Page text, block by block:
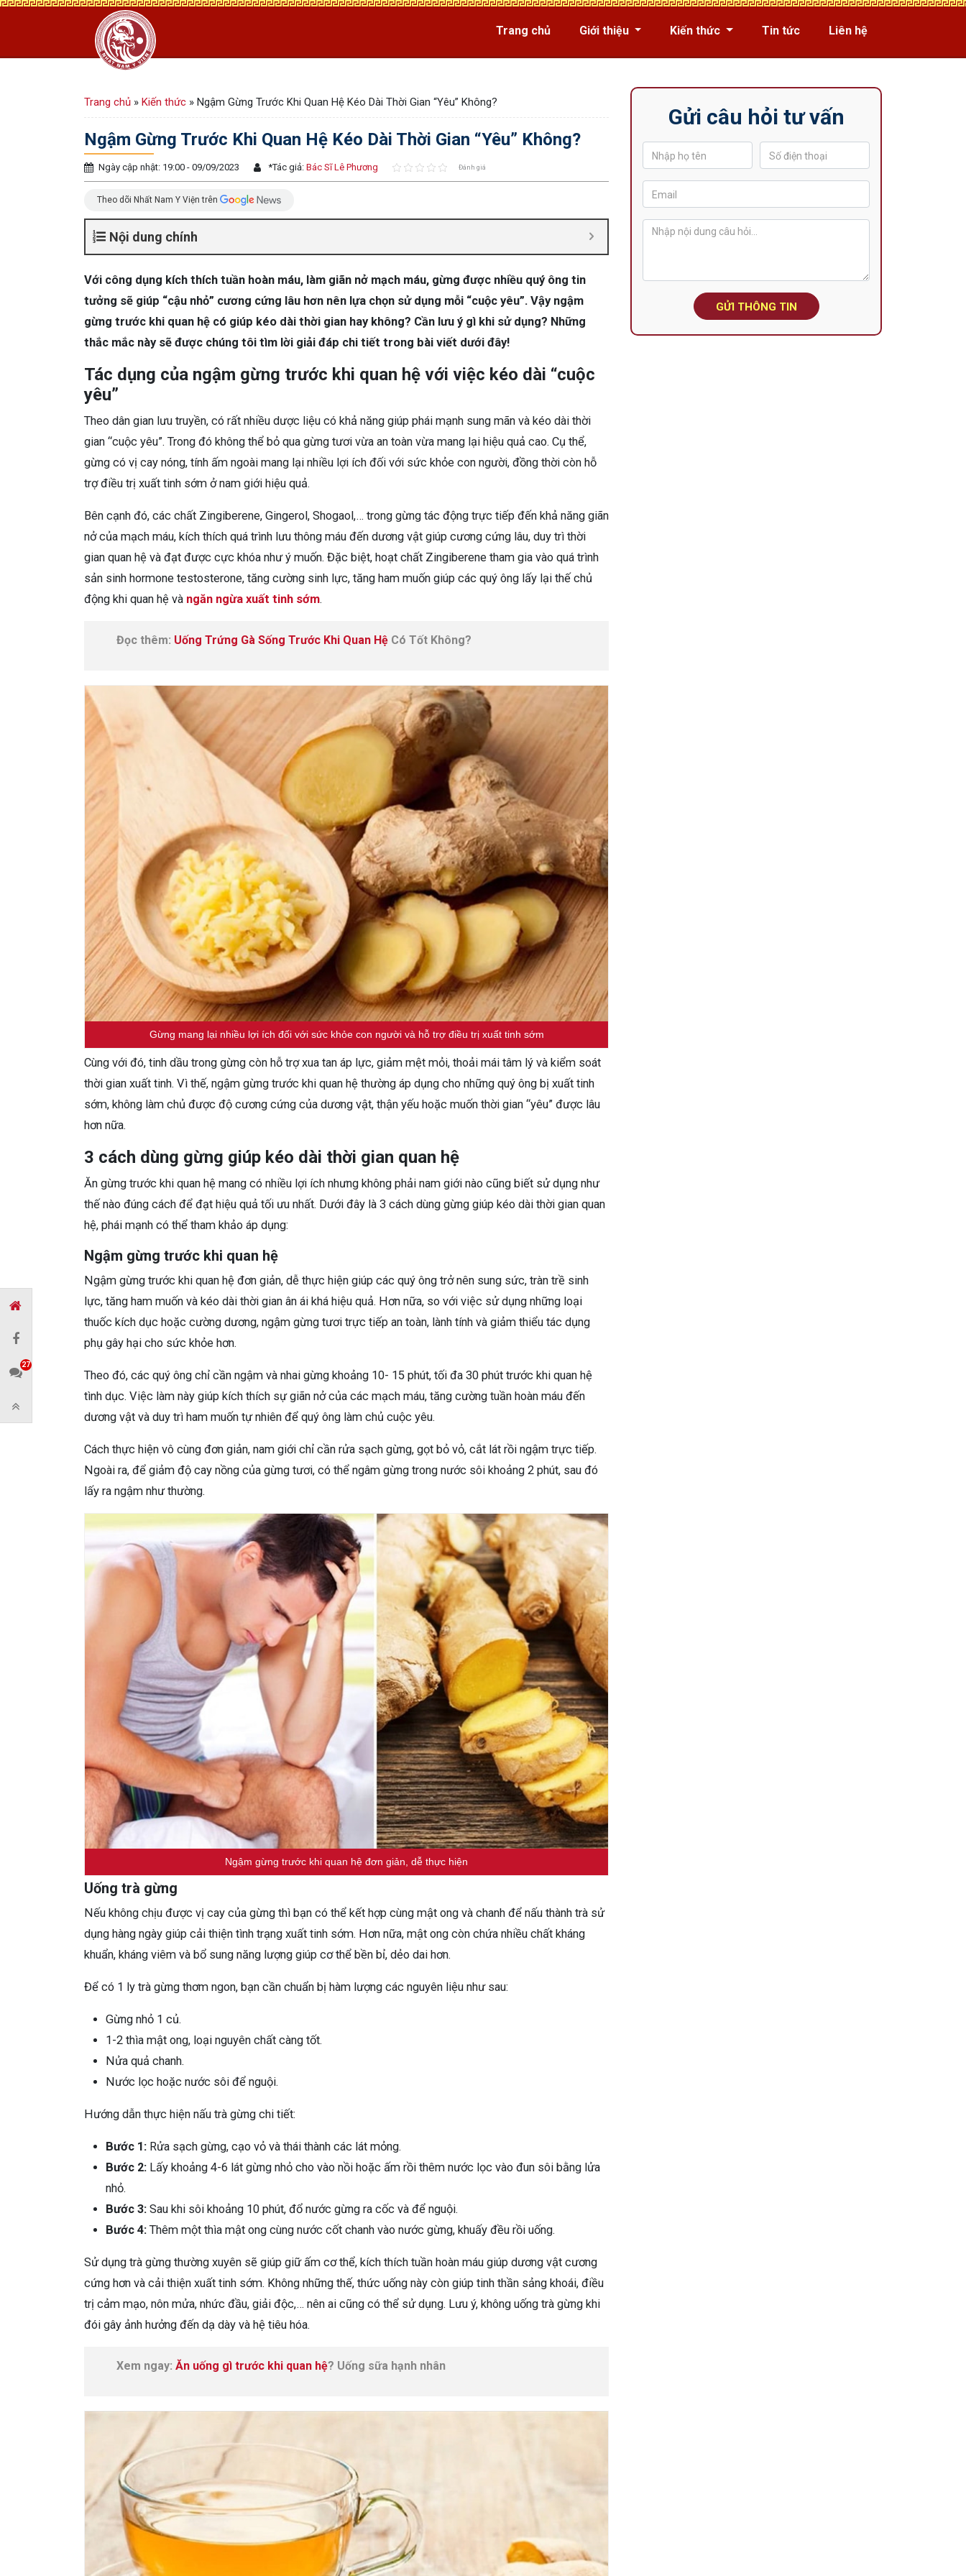
Trang chủ Giới thiệu Kiến thức Tin tức Liên hệ
Trang chủ » Kiến thức » Ngậm Gừng Trước Khi Quan Hệ Kéo Dài Thời Gian “Yêu” Không?
Ngậm Gừng Trước Khi Quan Hệ Kéo Dài Thời Gian “Yêu” Không?
Ngày cập nhật: 19:00 - 09/09/2023 *Tác giả: Bác Sĩ Lê Phương Đánh giá
Theo dõi Nhất Nam Y Viện trên
Nội dung chính
Với công dụng kích thích tuần hoàn máu, làm giãn nở mạch máu, gừng được nhiều quý ông tin
tưởng sẽ giúp “cậu nhỏ” cương cứng lâu hơn nên lựa chọn sử dụng mỗi “cuộc yêu”. Vậy ngậm
gừng trước khi quan hệ có giúp kéo dài thời gian hay không? Cần lưu ý gì khi sử dụng? Những
thắc mắc này sẽ được chúng tôi tìm lời giải đáp chi tiết trong bài viết dưới đây!
Tác dụng của ngậm gừng trước khi quan hệ với việc kéo dài “cuộc
yêu”
Theo dân gian lưu truyền, có rất nhiều dược liệu có khả năng giúp phái mạnh sung mãn và kéo dài thời
gian “cuộc yêu”. Trong đó không thể bỏ qua gừng tươi vừa an toàn vừa mang lại hiệu quả cao. Cụ thể,
gừng có vị cay nóng, tính ấm ngoài mang lại nhiều lợi ích đối với sức khỏe con người, đồng thời còn hỗ
trợ điều trị xuất tinh sớm ở nam giới hiệu quả.
Bên cạnh đó, các chất Zingiberene, Gingerol, Shogaol,… trong gừng tác động trực tiếp đến khả năng giãn
nở của mạch máu, kích thích quá trình lưu thông máu đến dương vật giúp cương cứng lâu, duy trì thời
gian quan hệ và đạt được cực khóa như ý muốn. Đặc biệt, hoạt chất Zingiberene tham gia vào quá trình
sản sinh hormone testosterone, tăng cường sinh lực, tăng ham muốn giúp các quý ông lấy lại thế chủ
động khi quan hệ và ngăn ngừa xuất tinh sớm.
Đọc thêm: Uống Trứng Gà Sống Trước Khi Quan Hệ Có Tốt Không?
Gừng mang lại nhiều lợi ích đối với sức khỏe con người và hỗ trợ điều trị xuất tinh sớm
Cùng với đó, tinh dầu trong gừng còn hỗ trợ xua tan áp lực, giảm mệt mỏi, thoải mái tâm lý và kiểm soát
thời gian xuất tinh. Vì thế, ngậm gừng trước khi quan hệ thường áp dụng cho những quý ông bị xuất tinh
sớm, không làm chủ được độ cương cứng của dương vật, thận yếu hoặc muốn thời gian “yêu” được lâu
hơn nữa.
3 cách dùng gừng giúp kéo dài thời gian quan hệ
Ăn gừng trước khi quan hệ mang có nhiều lợi ích nhưng không phải nam giới nào cũng biết sử dụng như
thế nào đúng cách để đạt hiệu quả tối ưu nhất. Dưới đây là 3 cách dùng gừng giúp kéo dài thời gian quan
hệ, phái mạnh có thể tham khảo áp dụng:
Ngậm gừng trước khi quan hệ
Ngậm gừng trước khi quan hệ đơn giản, dễ thực hiện giúp các quý ông trở nên sung sức, tràn trề sinh
lực, tăng ham muốn và kéo dài thời gian ân ái khá hiệu quả. Hơn nữa, so với việc sử dụng những loại
thuốc kích dục hoặc cường dương, ngậm gừng tươi trực tiếp an toàn, lành tính và giảm thiểu tác dụng
phụ gây hại cho sức khỏe hơn.
Theo đó, các quý ông chỉ cần ngậm và nhai gừng khoảng 10- 15 phút, tối đa 30 phút trước khi quan hệ
tình dục. Việc làm này giúp kích thích sự giãn nở của các mạch máu, tăng cường tuần hoàn máu đến
dương vật và duy trì ham muốn tự nhiên để quý ông làm chủ cuộc yêu.
Cách thực hiện vô cùng đơn giản, nam giới chỉ cần rửa sạch gừng, gọt bỏ vỏ, cắt lát rồi ngậm trực tiếp.
Ngoài ra, để giảm độ cay nồng của gừng tươi, có thể ngâm gừng trong nước sôi khoảng 2 phút, sau đó
lấy ra ngậm như thường.
Ngậm gừng trước khi quan hệ đơn giản, dễ thực hiện
Uống trà gừng
Nếu không chịu được vị cay của gừng thì bạn có thể kết hợp cùng mật ong và chanh để nấu thành trà sử
dụng hàng ngày giúp cải thiện tình trạng xuất tinh sớm. Hơn nữa, mật ong còn chứa nhiều chất kháng
khuẩn, kháng viêm và bổ sung năng lượng giúp cơ thể bền bỉ, dẻo dai hơn.
Để có 1 ly trà gừng thơm ngon, bạn cần chuẩn bị hàm lượng các nguyên liệu như sau:
Gừng nhỏ 1 củ.
1-2 thìa mật ong, loại nguyên chất càng tốt.
Nửa quả chanh.
Nước lọc hoặc nước sôi để nguội.
Hướng dẫn thực hiện nấu trà gừng chi tiết:
Bước 1: Rửa sạch gừng, cạo vỏ và thái thành các lát mỏng.
Bước 2: Lấy khoảng 4-6 lát gừng nhỏ cho vào nồi hoặc ấm rồi thêm nước lọc vào đun sôi bằng lửa
nhỏ.
Bước 3: Sau khi sôi khoảng 10 phút, đổ nước gừng ra cốc và để nguội.
Bước 4: Thêm một thìa mật ong cùng nước cốt chanh vào nước gừng, khuấy đều rồi uống.
Sử dụng trà gừng thường xuyên sẽ giúp giữ ấm cơ thể, kích thích tuần hoàn máu giúp dương vật cương
cứng hơn và cải thiện xuất tinh sớm. Không những thế, thức uống này còn giúp tinh thần sảng khoái, điều
trị cảm mạo, nôn mửa, nhức đầu, giải độc,… nên ai cũng có thể sử dụng. Lưu ý, không uống trà gừng khi
đói gây ảnh hưởng đến dạ dày và hệ tiêu hóa.
Xem ngay: Ăn uống gì trước khi quan hệ? Uống sữa hạnh nhân
Gửi câu hỏi tư vấn
GỬI THÔNG TIN
27